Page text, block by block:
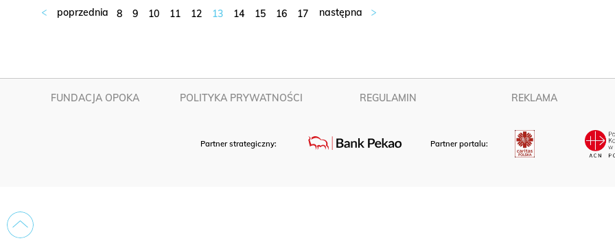
8 9 10 11 12 13 14 15 16 17
FUNDACJA OPOKA POLITYKA PRYWATNOŚCI REGULAMIN REKLAMA
Partner strategiczny: Partner portalu: